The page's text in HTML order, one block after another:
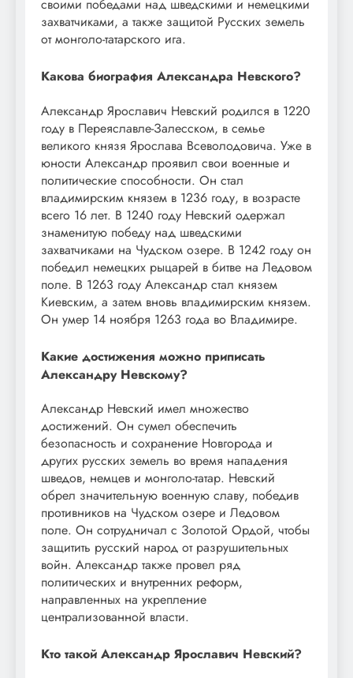
своими победами над шведскими и немецкими
захватчиками, а также защитой Русских земель
от монголо-татарского ига.
Какова биография Александра Невского?
Александр Ярославич Невский родился в 1220
году в Переяславле-Залесском, в семье
великого князя Ярослава Всеволодовича. Уже в
юности Александр проявил свои военные и
политические способности. Он стал
владимирским князем в 1236 году, в возрасте
всего 16 лет. В 1240 году Невский одержал
знаменитую победу над шведскими
захватчиками на Чудском озере. В 1242 году он
победил немецких рыцарей в битве на Ледовом
поле. В 1263 году Александр стал князем
Киевским, а затем вновь владимирским князем.
Он умер 14 ноября 1263 года во Владимире.
Какие достижения можно приписать
Александру Невскому?
Александр Невский имел множество
достижений. Он сумел обеспечить
безопасность и сохранение Новгорода и
других русских земель во время нападения
шведов, немцев и монголо-татар. Невский
обрел значительную военную славу, победив
противников на Чудском озере и Ледовом
поле. Он сотрудничал с Золотой Ордой, чтобы
защитить русский народ от разрушительных
войн. Александр также провел ряд
политических и внутренних реформ,
направленных на укрепление
централизованной власти.
Кто такой Александр Ярославич Невский?